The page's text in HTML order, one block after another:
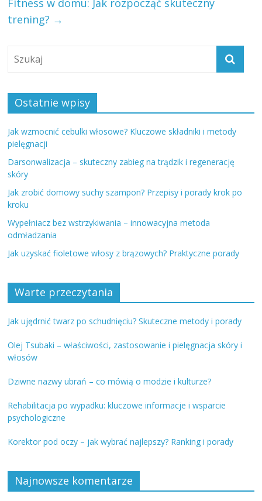
Fitness w domu: Jak rozpocząć skuteczny
trening? →
Ostatnie wpisy
Jak wzmocnić cebulki włosowe? Kluczowe składniki i metody
pielęgnacji
Darsonwalizacja – skuteczny zabieg na trądzik i regenerację
skóry
Jak zrobić domowy suchy szampon? Przepisy i porady krok po
kroku
Wypełniacz bez wstrzykiwania – innowacyjna metoda
odmładzania
Jak uzyskać fioletowe włosy z brązowych? Praktyczne porady
Warte przeczytania
Jak ujędrnić twarz po schudnięciu? Skuteczne metody i porady
Olej Tsubaki – właściwości, zastosowanie i pielęgnacja skóry i
włosów
Dziwne nazwy ubrań – co mówią o modzie i kulturze?
Rehabilitacja po wypadku: kluczowe informacje i wsparcie
psychologiczne
Korektor pod oczy – jak wybrać najlepszy? Ranking i porady
Najnowsze komentarze